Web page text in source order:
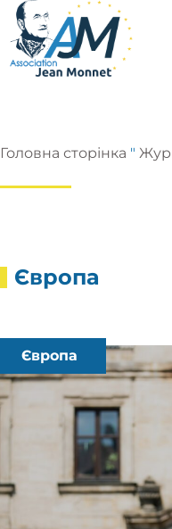
Головна сторінка "
Європа
Європа